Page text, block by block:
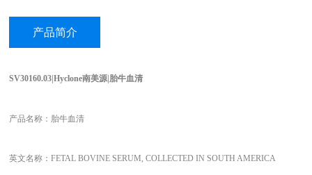
产品简介
SV30160.03|Hyclone南美源|胎牛血清
产品名称：胎牛血清
英文名称：FETAL BOVINE SERUM, COLLECTED IN SOUTH AMERICA